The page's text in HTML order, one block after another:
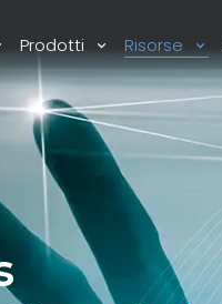
Prodotti Risorse